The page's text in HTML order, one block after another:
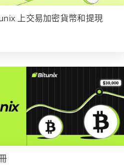
上交易加密貨幣和提現